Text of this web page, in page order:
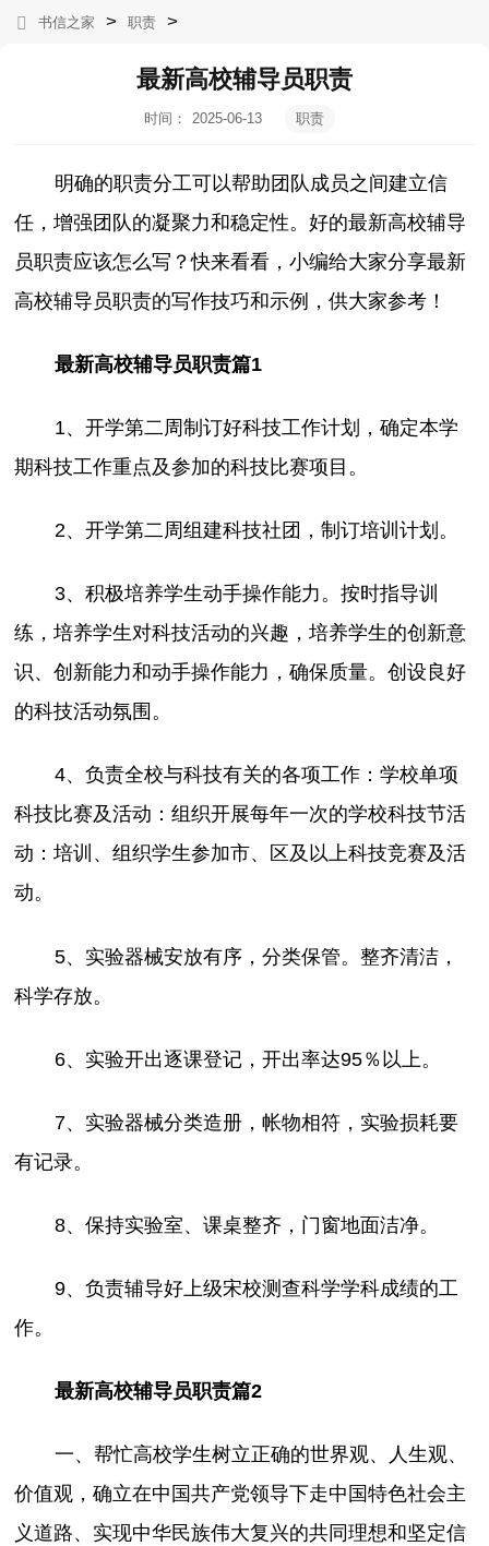
书信之家 > 职责 >
最新高校辅导员职责
时间：
2025-06-13
职责
明确的职责分工可以帮助团队成员之间建立信
任，增强团队的凝聚力和稳定性。好的最新高校辅导
员职责应该怎么写？快来看看，小编给大家分享最新
高校辅导员职责的写作技巧和示例，供大家参考！
最新高校辅导员职责篇1
1、开学第二周制订好科技工作计划，确定本学
期科技工作重点及参加的科技比赛项目。
2、开学第二周组建科技社团，制订培训计划。
3、积极培养学生动手操作能力。按时指导训
练，培养学生对科技活动的兴趣，培养学生的创新意
识、创新能力和动手操作能力，确保质量。创设良好
的科技活动氛围。
4、负责全校与科技有关的各项工作：学校单项
科技比赛及活动：组织开展每年一次的学校科技节活
动：培训、组织学生参加市、区及以上科技竞赛及活
动。
5、实验器械安放有序，分类保管。整齐清洁，
科学存放。
6、实验开出逐课登记，开出率达95％以上。
7、实验器械分类造册，帐物相符，实验损耗要
有记录。
8、保持实验室、课桌整齐，门窗地面洁净。
9、负责辅导好上级宋校测查科学学科成绩的工
作。
最新高校辅导员职责篇2
一、帮忙高校学生树立正确的世界观、人生观、
价值观，确立在中国共产党领导下走中国特色社会主
义道路、实现中华民族伟大复兴的共同理想和坚定信